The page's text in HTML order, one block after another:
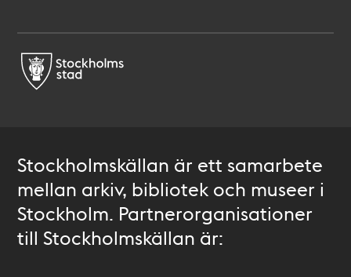
Stockholmskällan är ett samarbete
mellan arkiv, bibliotek och museer i
Stockholm. Partnerorganisationer
till Stockholmskällan är: